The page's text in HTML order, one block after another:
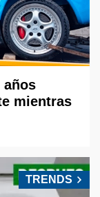
años
mientras
TRENDS